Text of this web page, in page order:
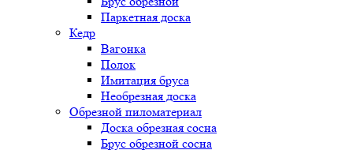
Паркетная доска
Кедр
Вагонка
Полок
Имитация бруса
Необрезная доска
Обрезной пиломатериал
Доска обрезная сосна
Брус обрезной сосна